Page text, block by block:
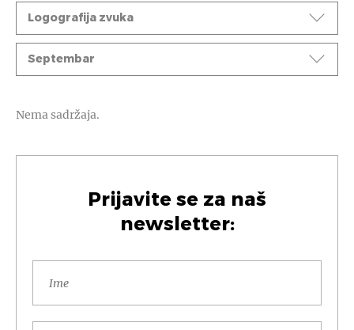
Ciklusi
Logografija zvuka
Mesec
Septembar
Nema sadržaja.
Prijavite se za naš
newsletter: